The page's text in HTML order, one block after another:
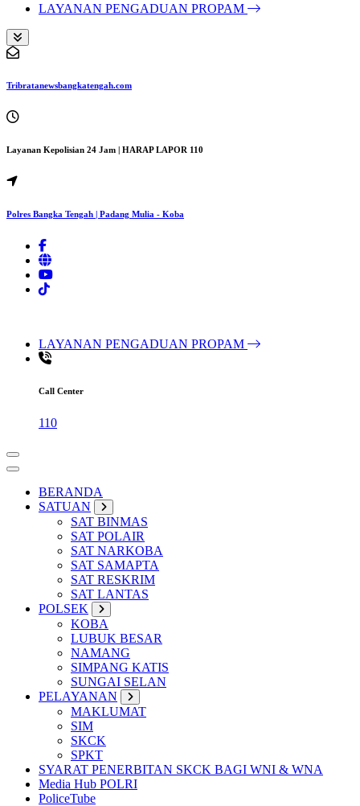
LAYANAN PENGADUAN PROPAM
Tribratanewsbangkatengah.com
Layanan Kepolisian 24 Jam | HARAP LAPOR 110
Polres Bangka Tengah | Padang Mulia - Koba
LAYANAN PENGADUAN PROPAM
Call Center
110
BERANDA
SATUAN
SAT BINMAS
SAT POLAIR
SAT NARKOBA
SAT SAMAPTA
SAT RESKRIM
SAT LANTAS
POLSEK
KOBA
LUBUK BESAR
NAMANG
SIMPANG KATIS
SUNGAI SELAN
PELAYANAN
MAKLUMAT
SIM
SKCK
SPKT
SYARAT PENERBITAN SKCK BAGI WNI & WNA
Media Hub POLRI
PoliceTube